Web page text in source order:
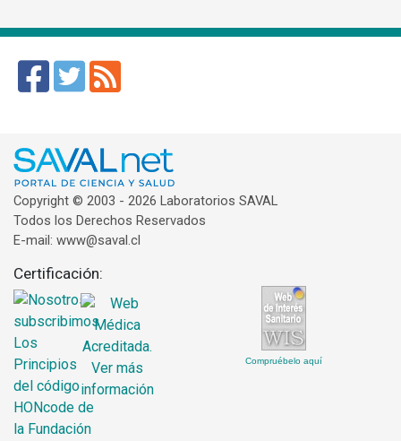
Copyright © 2003 - 2026 Laboratorios SAVAL
Todos los Derechos Reservados
E-mail: www@saval.cl
Certificación:
Compruébelo aquí